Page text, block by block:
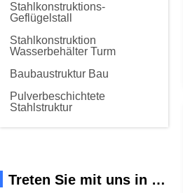
Stahlkonstruktions-
Geflügelstall
Stahlkonstruktion
Wasserbehälter Turm
Baubaustruktur Bau
Pulverbeschichtete
Stahlstruktur
Treten Sie mit uns in Verbindung